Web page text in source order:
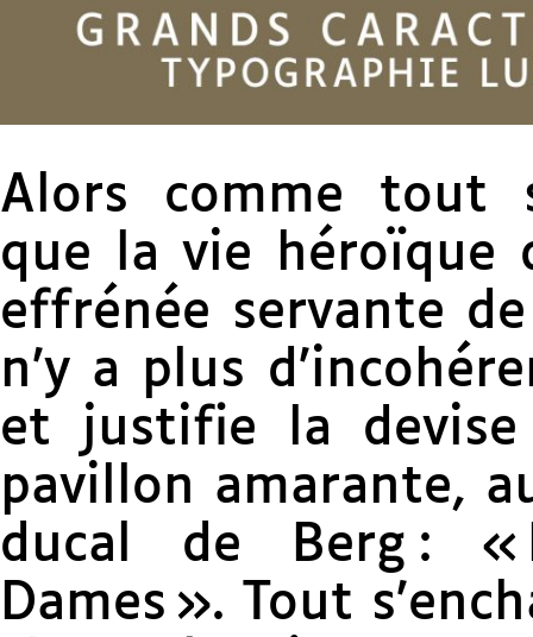
Alors comme tout
que la vie héroïque
effrénée servante
n’y a plus
et justifie la
pavillon amarante,
ducal de Berg :
Dames ». Tout